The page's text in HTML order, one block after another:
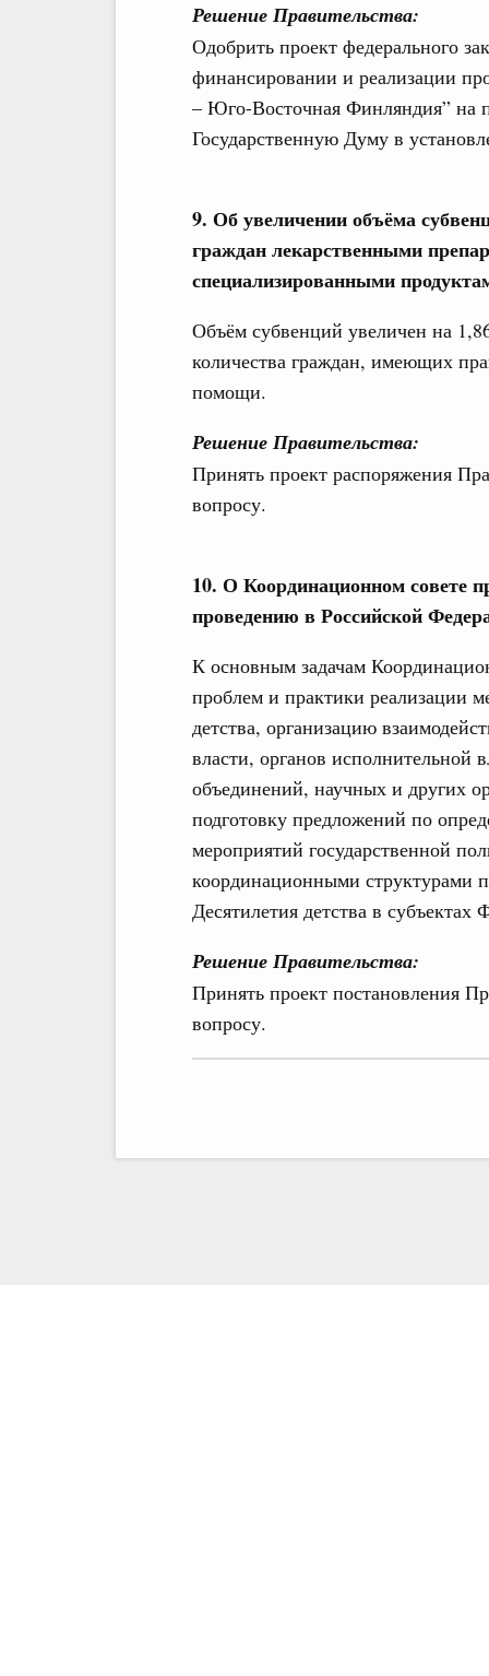
Решение Правительства:
Одобрить проект федерального
финансировании и реализации
– Юго-Восточная Финляндия” на
Государственную Думу в
9. Об увеличении объёма
граждан лекарственными
специализированными
Объём субвенций увеличен на
количества граждан, имеющих
помощи.
Решение Правительства:
Принять проект распоряжения
вопросу.
10. О Координационном совете
проведению в Российской
К основным задачам
проблем и практики реализации
детства, организацию
власти, органов исполнительной
объединений, научных и других
подготовку предложений по
мероприятий государственной
координационными структурами
Десятилетия детства в субъектах
Решение Правительства:
Принять проект постановления
вопросу.